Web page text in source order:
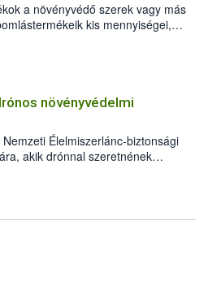
a növényvédő szerek vagy más
kis mennyiségei,
azok felületén a betakarítást,
is megmaradhatnak. Az
kezelt terményeken is jelen kell
tartalmaz szermaradékot.
is, melyekben kimutathatóak,
vannak jelen, így nem
egészségére nézve.
növényvédelmi
Élelmiszerlánc-biztonsági
akik drónnal szeretnének
gazdálkodási tevékenységet
összefoglaló részletesen